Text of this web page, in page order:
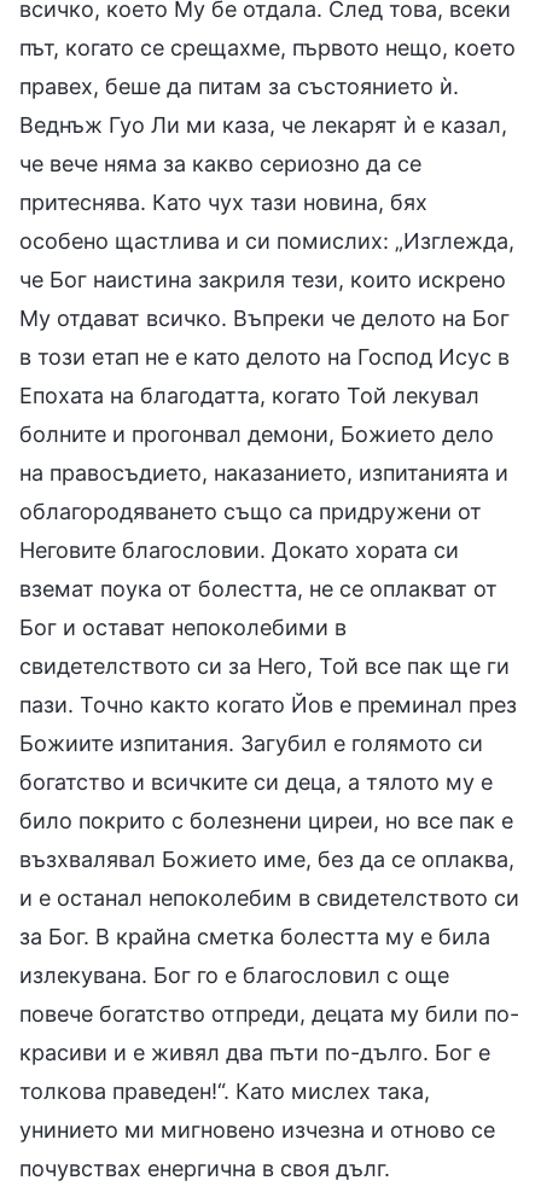
всичко, което Му бе отдала. След това, всеки
път, когато се срещахме, първото нещо, което
правех, беше да питам за състоянието ѝ.
Веднъж Гуо Ли ми каза, че лекарят ѝ е казал,
че вече няма за какво сериозно да се
притеснява. Като чух тази новина, бях
особено щастлива и си помислих: „Изглежда,
че Бог наистина закриля тези, които искрено
Му отдават всичко. Въпреки че делото на Бог
в този етап не е като делото на Господ Исус в
Епохата на благодатта, когато Той лекувал
болните и прогонвал демони, Божието дело
на правосъдието, наказанието, изпитанията и
облагородяването също са придружени от
Неговите благословии. Докато хората си
вземат поука от болестта, не се оплакват от
Бог и остават непоколебими в
свидетелството си за Него, Той все пак ще ги
пази. Точно както когато Йов е преминал през
Божиите изпитания. Загубил е голямото си
богатство и всичките си деца, а тялото му е
било покрито с болезнени циреи, но все пак е
възхвалявал Божието име, без да се оплаква,
и е останал непоколебим в свидетелството си
за Бог. В крайна сметка болестта му е била
излекувана. Бог го е благословил с още
повече богатство отпреди, децата му били по-
красиви и е живял два пъти по-дълго. Бог е
толкова праведен!“. Като мислех така,
унинието ми мигновено изчезна и отново се
почувствах енергична в своя дълг.